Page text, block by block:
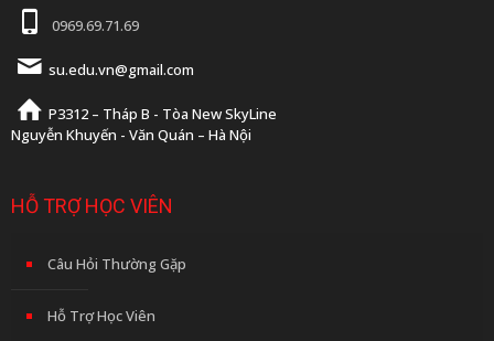
0969.69.71.69
su.edu.vn@gmail.com
P3312 – Tháp B - Tòa New SkyLine
Nguyễn Khuyến - Văn Quán – Hà Nội
HỖ TRỢ HỌC VIÊN
Câu Hỏi Thường Gặp
Hỗ Trợ Học Viên